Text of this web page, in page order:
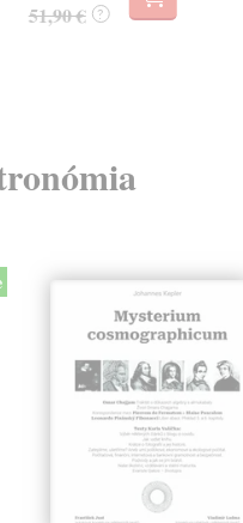
51,90 € ?